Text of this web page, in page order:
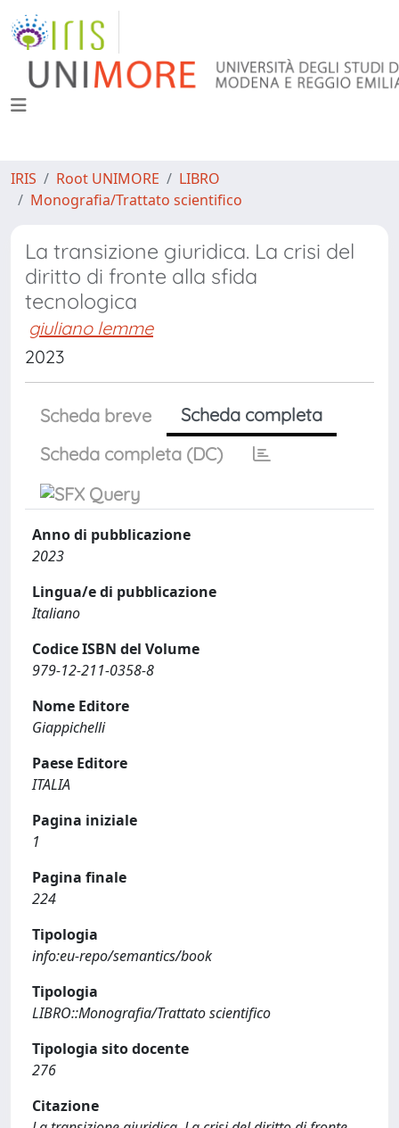
IRIS Root UNIMORE
LIBRO
Monografia/Trattato scientifico
La transizione giuridica. La crisi del
diritto di fronte alla sfida
tecnologica
giuliano lemme
2023
Scheda breve
Scheda completa
Scheda completa (DC)
Anno di pubblicazione
2023
Lingua/e di pubblicazione
Italiano
Codice ISBN del Volume
979-12-211-0358-8
Nome Editore
Giappichelli
Paese Editore
ITALIA
Pagina iniziale
1
Pagina finale
224
Tipologia
info:eu-repo/semantics/book
Tipologia
LIBRO::Monografia/Trattato scientifico
Tipologia sito docente
276
Citazione